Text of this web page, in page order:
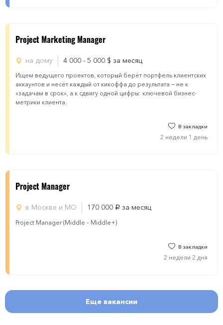
Project Marketing Manager
на дому 4 000 - 5 000 $ за месяц
Ищем ведущего проектов, который берёт портфель клиентских
аккаунтов и несёт каждый от кикоффа до результата — не к
«задачам в срок», а к сдвигу одной цифры: ключевой бизнес-
метрики клиента.
В закладки
2 недели 1 день
Project Manager
в Москве и МО 170 000 руб. за месяц
Project Manager (Middle – Middle+)
В закладки
2 недели 2 дня
Еще вакансии